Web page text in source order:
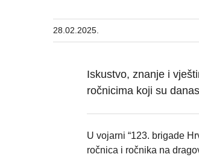
28.02.2025.
Iskustvo, znanje i
ročnicima koji su
U vojarni “123. brigade
ročnica i ročnika na